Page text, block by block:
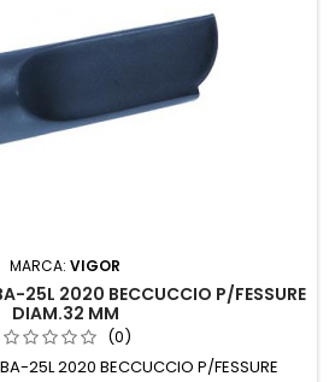
MARCA: VIGOR
25L 2020 BECCUCCIO P/FESSURE
DIAM.32 MM
(0)
25L 2020 BECCUCCIO P/FESSURE